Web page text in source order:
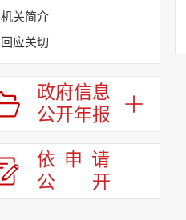
机关简介
回应关切
政府信息
公开年报
依申请
公
开